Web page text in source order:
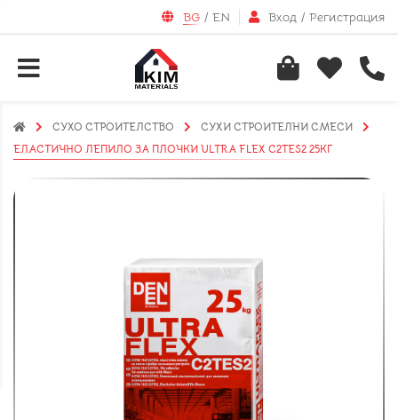
BG / EN Вход / Регистрация
СУХО СТРОИТЕЛСТВО
СУХИ СТРОИТЕЛНИ СМЕСИ
ЕЛАСТИЧНО ЛЕПИЛО ЗА ПЛОЧКИ ULTRA FLEX C2TES2 25КГ